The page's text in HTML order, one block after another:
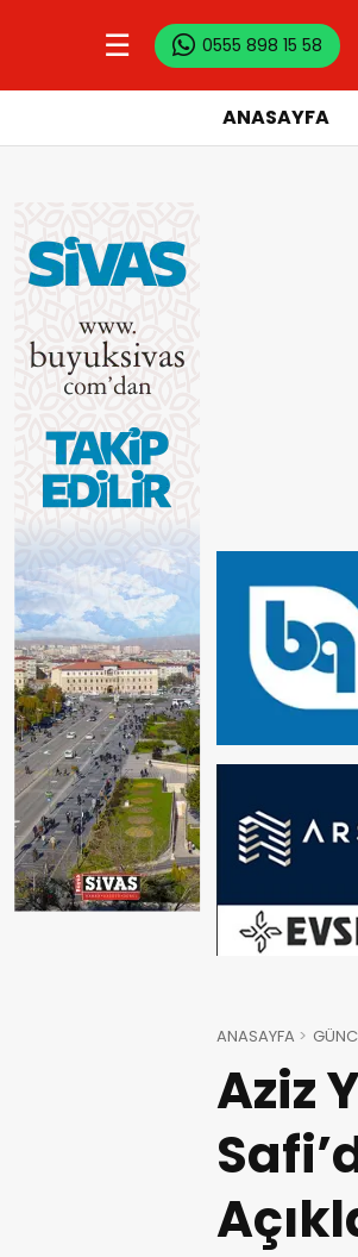
☰ 0555 898 15 58
ANASAYFA
ANASAYFA
Aziz